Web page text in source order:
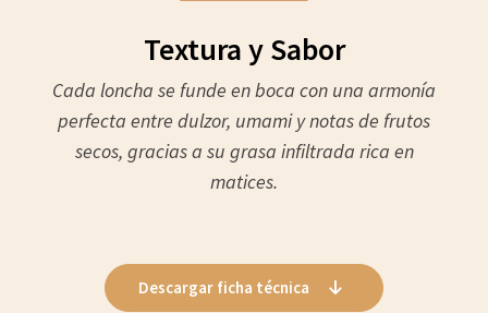
Textura y Sabor
Cada loncha se funde en boca con una armonía
perfecta entre dulzor, umami y notas de frutos
secos, gracias a su grasa infiltrada rica en
matices.
Descargar ficha técnica